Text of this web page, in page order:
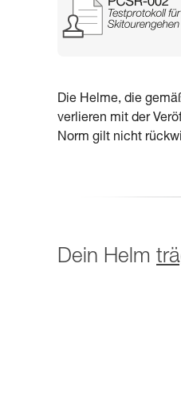
Die Helme, die
verlieren mit der
Norm gilt nicht
Dein Helm